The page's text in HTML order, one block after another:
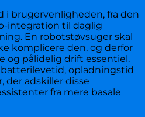
i brugervenligheden, fra den
integration til daglig
En robotstøvsuger skal
komplicere den, og derfor
og pålidelig drift essentiel.
opladningstid
der adskiller disse
fra mere basale